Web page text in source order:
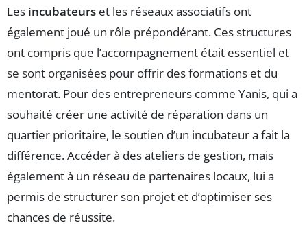
Les incubateurs et les réseaux associatifs ont
également joué un rôle prépondérant. Ces structures
ont compris que l’accompagnement était essentiel et
se sont organisées pour offrir des formations et du
mentorat. Pour des entrepreneurs comme Yanis, qui a
souhaité créer une activité de réparation dans un
quartier prioritaire, le soutien d’un incubateur a fait la
différence. Accéder à des ateliers de gestion, mais
également à un réseau de partenaires locaux, lui a
permis de structurer son projet et d’optimiser ses
chances de réussite.